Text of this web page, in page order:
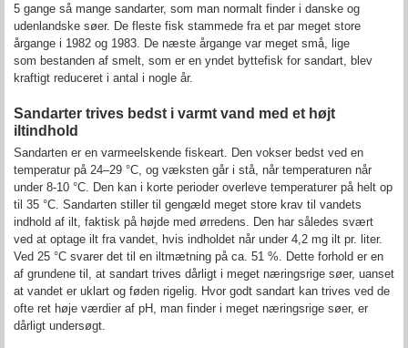
5 gange så mange sandarter, som man normalt finder i danske og
udenlandske søer. De fleste fisk stammede fra et par meget store
årgange i 1982 og 1983. De næste årgange var meget små, lige
som bestanden af smelt, som er en yndet byttefisk for sandart, blev
kraftigt reduceret i antal i nogle år.
Sandarter trives bedst i varmt vand med et højt
iltindhold
Sandarten er en varmeelskende fiskeart. Den vokser bedst ved en
temperatur på 24–29 °C, og væksten går i stå, når temperaturen når
under 8-10 °C. Den kan i korte perioder overleve temperaturer på helt op
til 35 °C. Sandarten stiller til gengæld meget store krav til vandets
indhold af ilt, faktisk på højde med ørredens. Den har således svært
ved at optage ilt fra vandet, hvis indholdet når under 4,2 mg ilt pr. liter.
Ved 25 °C svarer det til en iltmætning på ca. 51 %. Dette forhold er en
af grundene til, at sandart trives dårligt i meget næringsrige søer, uanset
at vandet er uklart og føden rigelig. Hvor godt sandart kan trives ved de
ofte ret høje værdier af pH, man finder i meget næringsrige søer, er
dårligt undersøgt.